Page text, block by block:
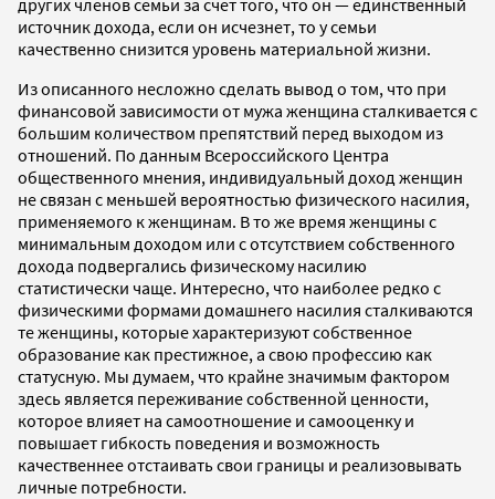
источник дохода, если он исчезнет, то у семьи
качественно снизится уровень материальной жизни.
Из описанного несложно сделать вывод о том, что при
финансовой зависимости от мужа женщина сталкивается с
большим количеством препятствий перед выходом из
отношений. По данным Всероссийского Центра
общественного мнения, индивидуальный доход женщин
не связан с меньшей вероятностью физического насилия,
применяемого к женщинам. В то же время женщины с
минимальным доходом или с отсутствием собственного
дохода подвергались физическому насилию
статистически чаще. Интересно, что наиболее редко с
физическими формами домашнего насилия сталкиваются
те женщины, которые характеризуют собственное
образование как престижное, а свою профессию как
статусную. Мы думаем, что крайне значимым фактором
здесь является переживание собственной ценности,
которое влияет на самоотношение и самооценку и
повышает гибкость поведения и возможность
качественнее отстаивать свои границы и реализовывать
личные потребности.